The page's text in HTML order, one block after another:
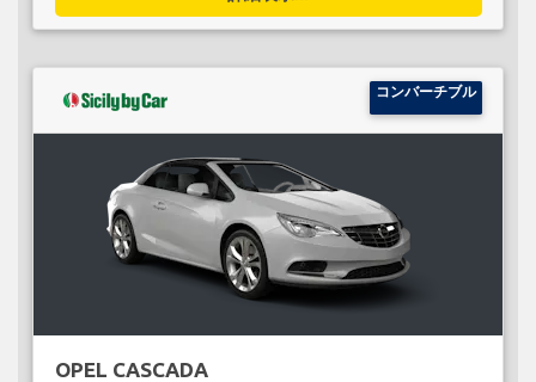
コンバーチブル
OPEL CASCADA